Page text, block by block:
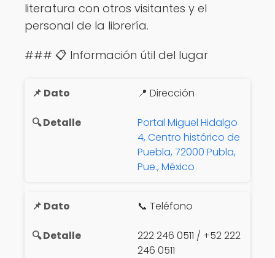
literatura con otros visitantes y el
personal de la librería.
### 📋 Información útil del lugar
📍 Dirección
Portal Miguel Hidalgo
4, Centro histórico de
Puebla, 72000 Publa,
Pue., México
📞 Teléfono
222 246 0511 / +52 222
246 0511